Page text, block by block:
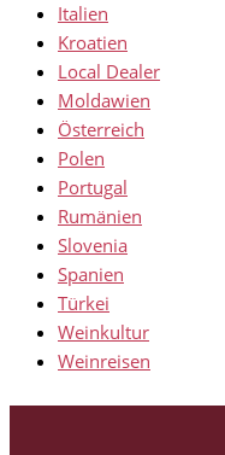
Italien
Kroatien
Local Dealer
Moldawien
Österreich
Polen
Portugal
Rumänien
Slovenia
Spanien
Türkei
Weinkultur
Weinreisen